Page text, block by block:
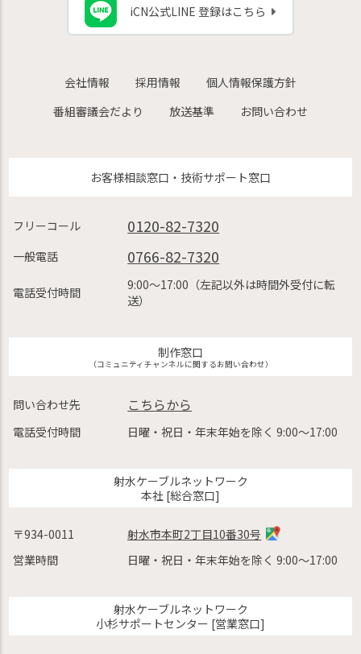
iCN公式LINE 登録はこちら
会社情報 採用情報
個人情報保護方針
番組審議会だより
放送基準 お問い合わせ
お客様相談窓口・技術サポート窓口
フリーコール 0120-82-7320
一般電話 0766-82-7320
電話受付時間
9:00〜17:00（左記以外は時間外受付に転
送）
制作窓口
（コミュニティチャンネルに関するお問い合わせ）
問い合わせ先 こちらから
電話受付時間 日曜・祝日・年末年始を除く 9:00〜17:00
射水ケーブルネットワーク
本社 [総合窓口]
〒934-0011
射水市本町2丁目10番30号
営業時間
日曜・祝日・年末年始を除く 9:00〜17:00
射水ケーブルネットワーク
小杉サポートセンター [営業窓口]